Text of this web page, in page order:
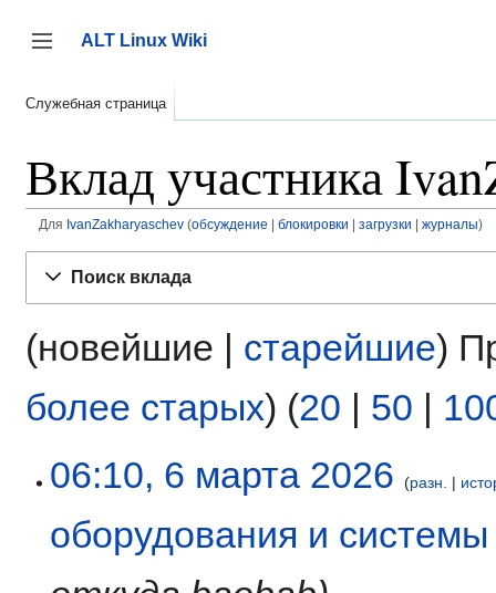
содержанию
Переключить боковую панель
ALT Linux Wiki
Служебная страница
Вклад участника
Для IvanZakharyaschev обсуждение блокировки загрузки журналы
Поиск вклада
(новейшие | старейшие)
более старых) (20 | 50 |
марта06:10, 6 марта 2026 разн.
оборудования и системы